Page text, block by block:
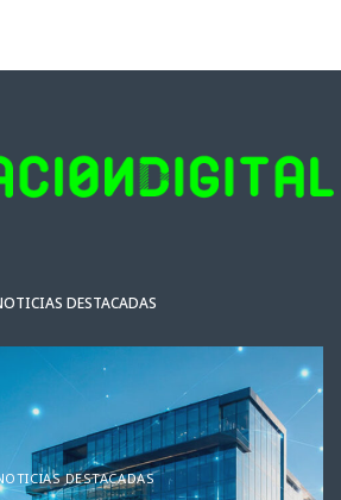
DESTACADAS
DESTACADAS